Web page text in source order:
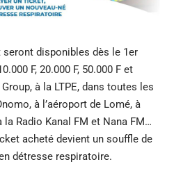
disponibles dès le 1er
F, 20.000 F, 50.000 F et
à la LTPE, dans toutes les
à l’aéroport de Lomé, à
la Radio Kanal FM et Nana FM…
acheté devient un souffle de
détresse respiratoire.